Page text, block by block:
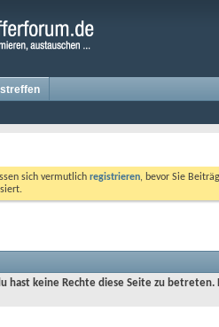
sich vermutlich registrieren, bevor Sie
hast keine Rechte diese Seite zu